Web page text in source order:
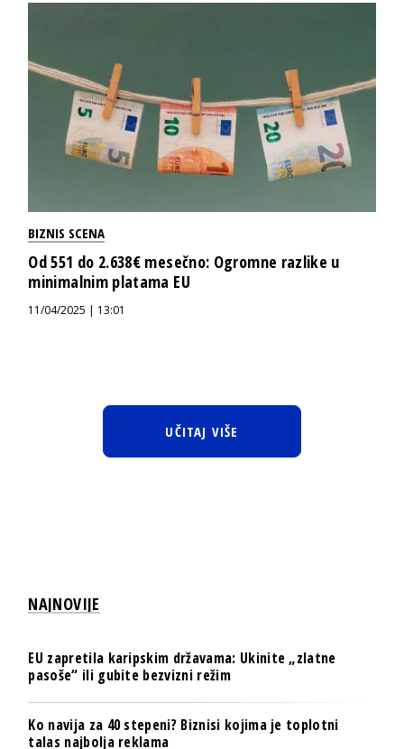
BIZNIS SCENA
Od 551 do 2.638€ mesečno: Ogromne razlike u
minimalnim platama EU
11/04/2025 | 13:01
UČITAJ VIŠE
NAJNOVIJE
EU zapretila karipskim državama: Ukinite „zlatne
pasoše“ ili gubite bezvizni režim
Ko navija za 40 stepeni? Biznisi kojima je toplotni
talas najbolja reklama